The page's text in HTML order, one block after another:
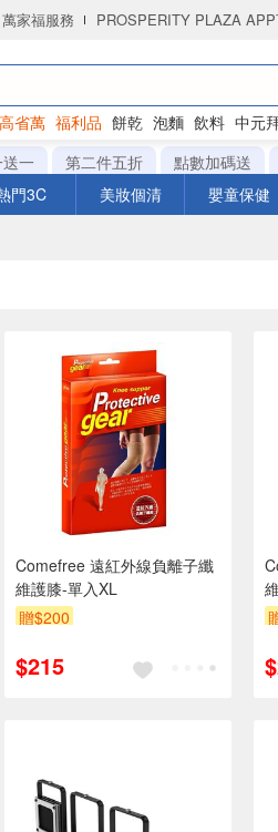
萬家福服務 PROSPERITY PLAZA
省萬 福利品 餅乾 泡麵 飲料 中元
一 第二件五折 點數加碼送
門3C 美妝個清 嬰童保健
Comefree 遠紅外線負離子纖
維護膝-單入XL
贈$200
$215